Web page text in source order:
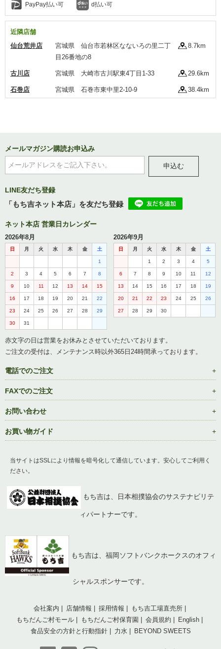
PayPay払い可 d払い可
近隣店舗
仙台荒井店
宮城県 仙台市若林区なないろの里二丁
目26番地の8
8.7km
古川店 宮城県 大崎市古川駅東4丁目1-33 29.6km
石巻店 宮城県 石巻市東中里2-10-9 38.4km
メールマガジン購読お申込み
申込む
LINE友だち登録
「もち吉ネット本店」を友だち登録
ネット本店 営業日カレンダー
2026年8月
日 月 火 水 木 金 土
1
2 3 4 5 6 7 8
9 10 11 12 13 14 15
16 17 18 19 20 21 22
23 24 25 26 27 28 29
30 31
2026年9月
日 月 火 水 木 金 土
1 2 3 4 5
6 7 8 9 10 11 12
13 14 15 16 17 18 19
20 21 22 23 24 25 26
27 28 29 30
赤文字の日は営業をお休みとさせていただいております。
ご注文の受付は、メンテナンス時以外365日24時間承っております。
電話でのご注文
FAXでのご注文
お問い合わせ
お買い物ガイド
当サイトはSSLにより情報を暗号化して通信しています。安心してご利用く
ださい。
もち吉は、日本相撲協会のサステナビリテ
ィパートナーです。
もち吉は、福岡ソフトバンクホークスのオフィ
シャルスポンサーです。
会社案内 店舗情報 採用情報
もち吉工場直売所
もちだんご村モール
もちだんご村保育園 会員規約
English
食品安全の方針と行動指針
力水 BEYOND SWEETS